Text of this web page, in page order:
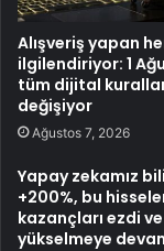
Alışveriş yapan
ilgilendiriyor: 1
tüm dijital
değişiyor
Ağustos 7, 2026
Yapay zekamız
+200%, bu
kazançları ezdi ve
yükselmeye